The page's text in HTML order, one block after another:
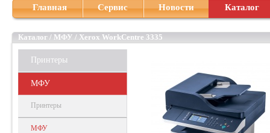
Главная Сервис Новости Каталог
Каталог / МФУ / Xerox WorkCentre 3335
Принтеры
МФУ
Принтеры
МФУ